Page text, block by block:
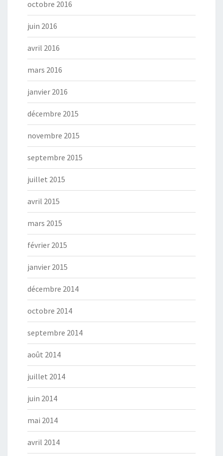
octobre 2016
juin 2016
avril 2016
mars 2016
janvier 2016
décembre 2015
novembre 2015
septembre 2015
juillet 2015
avril 2015
mars 2015
février 2015
janvier 2015
décembre 2014
octobre 2014
septembre 2014
août 2014
juillet 2014
juin 2014
mai 2014
avril 2014